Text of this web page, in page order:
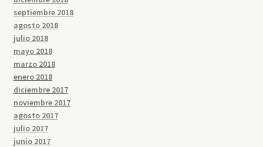
septiembre 2018
agosto 2018
julio 2018
mayo 2018
marzo 2018
enero 2018
diciembre 2017
noviembre 2017
agosto 2017
julio 2017
junio 2017